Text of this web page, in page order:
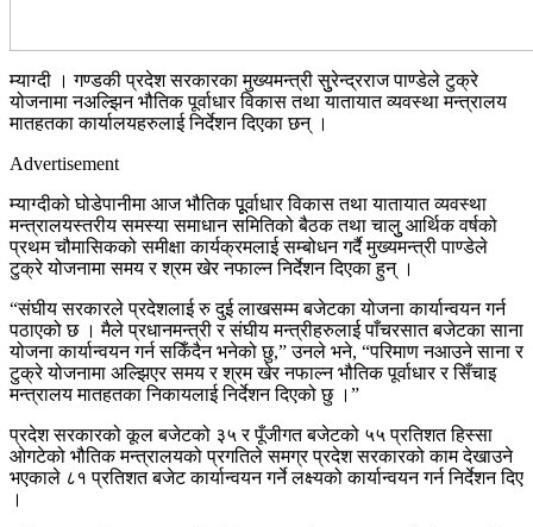
म्याग्दी । गण्डकी प्रदेश सरकारका मुख्यमन्त्री सुुरेन्द्रराज पाण्डेले टुक्रे
योजनामा नअल्झिन भौतिक पूर्वाधार विकास तथा यातायात व्यवस्था मन्त्रालय
मातहतका कार्यालयहरुलाई निर्देशन दिएका छन् ।
Advertisement
म्याग्दीको घोडेपानीमा आज भौतिक पूूर्वाधार विकास तथा यातायात व्यवस्था
मन्त्रालयस्तरीय समस्या समाधान समितिको बैठक तथा चालुु आर्थिक वर्षको
प्रथम चौमासिकको समीक्षा कार्यक्रमलाई सम्बोधन गर्दै मुख्यमन्त्री पाण्डेले
टुक्रे योजनामा समय र श्रम खेर नफाल्न निर्देशन दिएका हुन् ।
“संघीय सरकारले प्रदेशलाई रु दुई लाखसम्म बजेटका योजना कार्यान्वयन गर्न
पठाएको छ । मैले प्रधानमन्त्री र संघीय मन्त्रीहरुलाई पाँचरसात बजेटका साना
योजना कार्यान्वयन गर्न सकिँदैन भनेको छु,” उनले भने, “परिमाण नआउने साना र
टुक्रे योजनामा अल्झिएर समय र श्रम खेर नफाल्न भौतिक पूर्वाधार र सिँचाइ
मन्त्रालय मातहतका निकायलाई निर्देशन दिएको छु ।”
प्रदेश सरकारको कूल बजेटको ३५ र पूँजीगत बजेटको ५५ प्रतिशत हिस्सा
ओगटेको भौतिक मन्त्रालयको प्रगतिले समग्र प्रदेश सरकारको काम देखाउने
भएकाले ८१ प्रतिशत बजेट कार्यान्वयन गर्ने लक्ष्यको कार्यान्वयन गर्न निर्देशन दिए
।